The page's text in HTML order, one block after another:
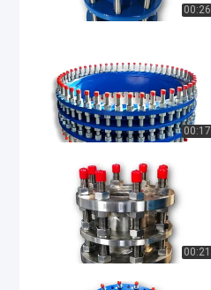
00:26
00:17
00:21